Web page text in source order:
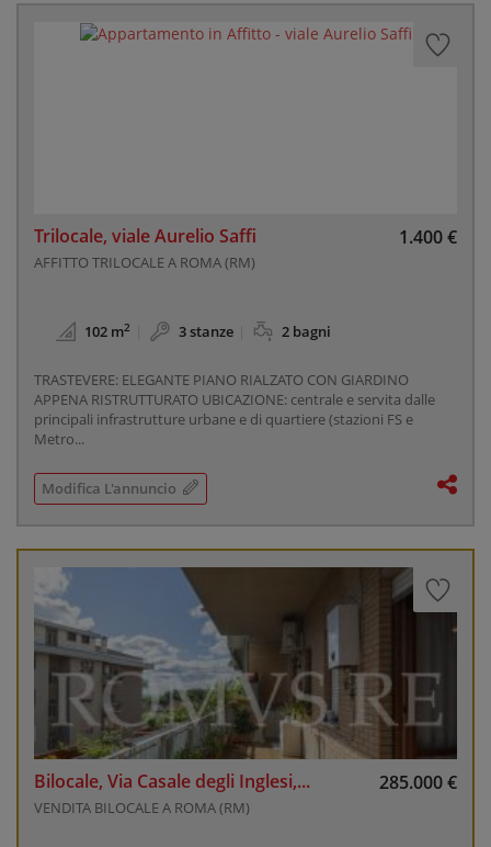
Trilocale, viale Aurelio Saffi 1.400 €
AFFITTO TRILOCALE A ROMA (RM)
102 m2 3 stanze 2 bagni
TRASTEVERE: ELEGANTE PIANO RIALZATO CON GIARDINO
APPENA RISTRUTTURATO UBICAZIONE: centrale e servita dalle
principali infrastrutture urbane e di quartiere (stazioni FS e
Metro...
Modifica L'annuncio
Bilocale, Via Casale degli Inglesi,... 285.000 €
VENDITA BILOCALE A ROMA (RM)